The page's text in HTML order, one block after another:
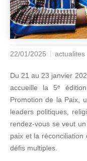
22/01/2025 actualites
Du 21 au 23 janvier
accueille la 5ᵉ
Promotion de la Paix,
leaders politiques,
rendez-vous se veut
paix et la
défis multiples.